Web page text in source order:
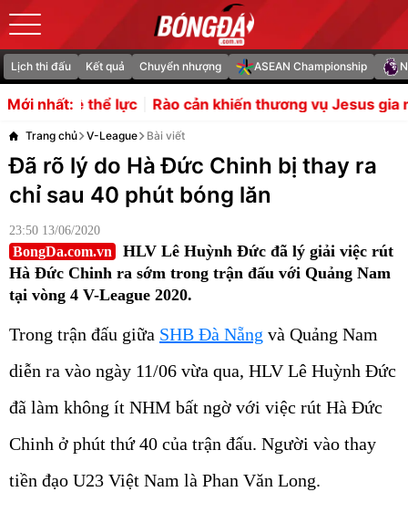
Lịch thi đấu Kết quả Chuyển nhượng ASEAN Championship
Mới nhất:
Rào cản khiến thương vụ Jesus gia nhập Napoli khó
Trang chủ V-League Bài viết
Đã rõ lý do Hà Đức Chinh bị thay ra
chỉ sau 40 phút bóng lăn
23:50 13/06/2020
BongDa.com.vn
HLV Lê Huỳnh Đức đã lý giải việc rút
Hà Đức Chinh ra sớm trong trận đấu với Quảng Nam
tại vòng 4 V-League 2020.
Trong trận đấu giữa SHB Đà Nẵng và Quảng Nam
diễn ra vào ngày 11/06 vừa qua, HLV Lê Huỳnh Đức
đã làm không ít NHM bất ngờ với việc rút Hà Đức
Chinh ở phút thứ 40 của trận đấu. Người vào thay
tiền đạo U23 Việt Nam là Phan Văn Long.